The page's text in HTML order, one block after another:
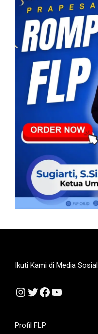
Ikuti Kami di Media Sosial
Instagram
Twitter
Facebook
YouTube
Profil FLP